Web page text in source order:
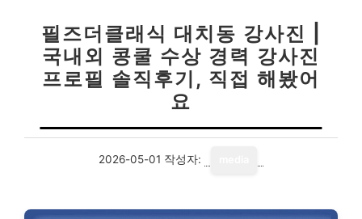
필즈더클래식 대치동 강사진 |
국내외 콩쿨 수상 경력 강사진
프로필 솔직후기, 직접 해봤어
요
2026-05-01 작성자: